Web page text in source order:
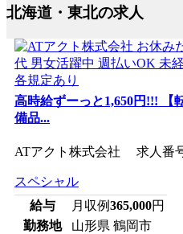
北海道・東北の求人
高時給ずーっと1,650円!!! 【
備品...
ATアクト株式会社 求人番
スペシャル
給与
月収例365,000円
勤務地
山形県 鶴岡市